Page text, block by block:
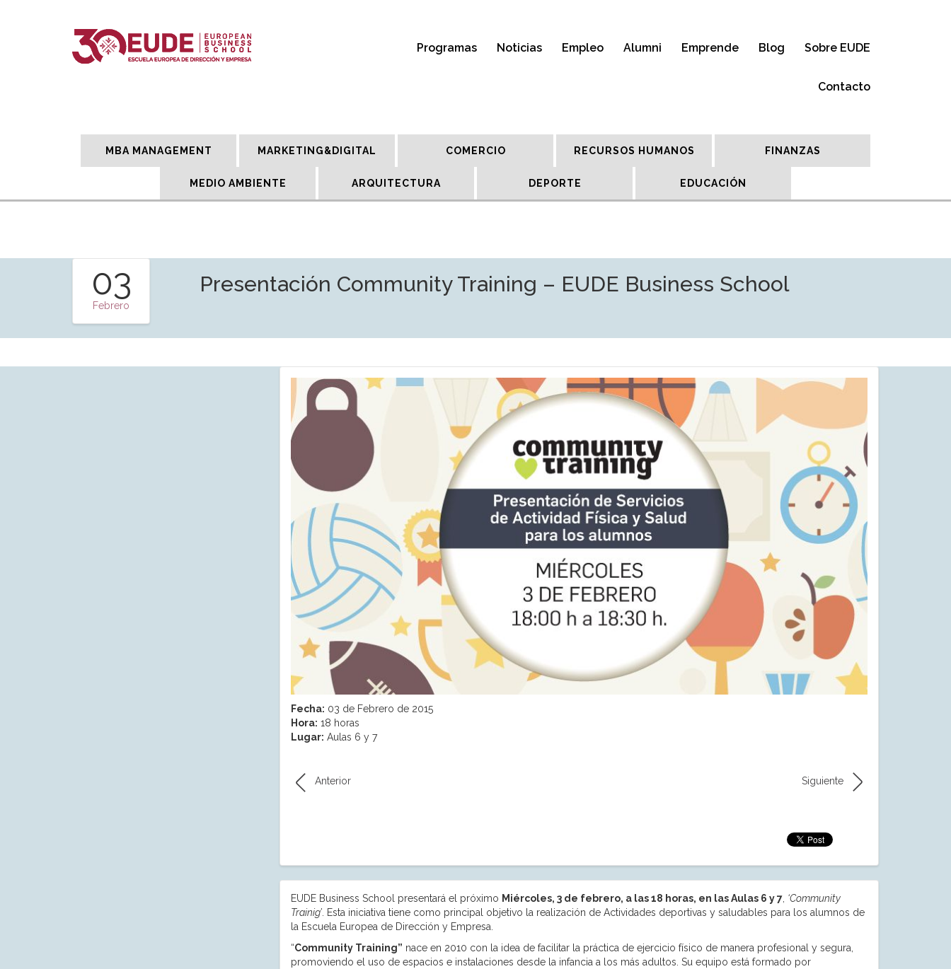
Programas Noticias Empleo Alumni Emprende Blog Sobre EUDE
Contacto
MBA MANAGEMENT MARKETING&DIGITAL COMERCIO RECURSOS HUMANOS FINANZAS
MEDIO AMBIENTE ARQUITECTURA DEPORTE EDUCACIÓN
03
Febrero
Presentación Community Training – EUDE Business School
Fecha: 03 de Febrero de 2015
Hora: 18 horas
Lugar: Aulas 6 y 7
Anterior Siguiente
EUDE Business School presentará el próximo Miércoles, 3 de febrero, a las 18 horas, en las Aulas 6 y 7, ‘Community
Trainig’. Esta iniciativa tiene como principal objetivo la realización de Actividades deportivas y saludables para los alumnos de
la Escuela Europea de Dirección y Empresa.
“Community Training” nace en 2010 con la idea de facilitar la práctica de ejercicio físico de manera profesional y segura,
promoviendo el uso de espacios e instalaciones desde la infancia a los más adultos. Su equipo está formado por